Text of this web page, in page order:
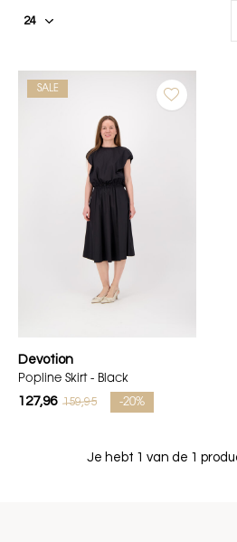
SALE
Devotion
Popline Skirt - Black
127,96 159,95 -20%
Je hebt 1 van de 1